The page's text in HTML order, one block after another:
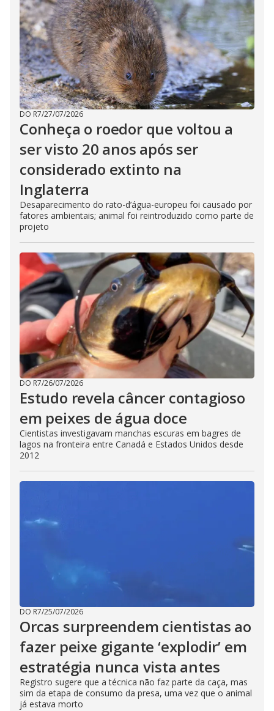
DO R7/27/07/2026
Conheça o roedor que voltou a
ser visto 20 anos após ser
considerado extinto na
Inglaterra
Desaparecimento do rato-d’água-europeu foi causado por
fatores ambientais; animal foi reintroduzido como parte de
projeto
DO R7/26/07/2026
Estudo revela câncer contagioso
em peixes de água doce
Cientistas investigavam manchas escuras em bagres de
lagos na fronteira entre Canadá e Estados Unidos desde
2012
DO R7/25/07/2026
Orcas surpreendem cientistas ao
fazer peixe gigante ‘explodir’ em
estratégia nunca vista antes
Registro sugere que a técnica não faz parte da caça, mas
sim da etapa de consumo da presa, uma vez que o animal
já estava morto